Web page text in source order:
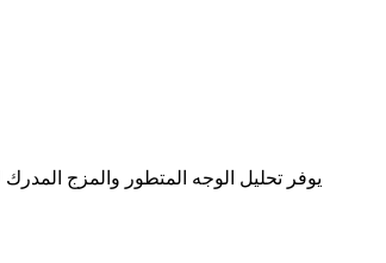
يوفر تحليل الوجه المتطور والمزج